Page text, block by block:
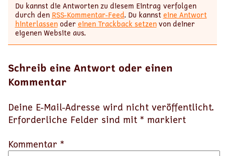
Du kannst die Antworten zu diesem Eintrag verfolgen
durch den RSS-Kommentar-Feed. Du kannsteine Antwort
hinterlassenodereinen Trackback setzenvon deiner
eigenen Website aus.
Schreib eine Antwort oder einen
Kommentar
Deine E-Mail-Adresse wird nicht veröffentlicht.
Erforderliche Felder sind mit * markiert
Kommentar *